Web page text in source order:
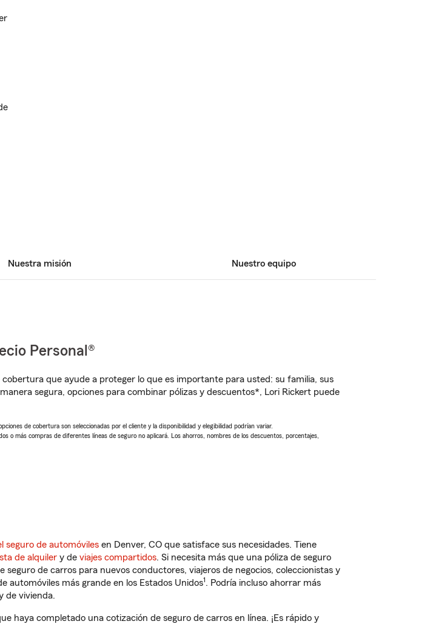
Nuestra misión Nuestro equipo
Personal®
que ayude a proteger lo que es importante para usted: su familia, sus
segura, opciones para combinar pólizas y descuentos*, Lori Rickert puede
de cobertura son seleccionadas por el cliente y la disponibilidad y elegibilidad podrían variar.
o más compras de diferentes líneas de seguro no aplicará. Los ahorros, nombres de los descuentos, porcentajes,
seguro de automóviles en Denver, CO que satisface sus necesidades. Tiene
de alquiler y de viajes compartidos. Si necesita más que una póliza de seguro
de carros para nuevos conductores, viajeros de negocios, coleccionistas y
automóviles más grande en los Estados Unidos1. Podría incluso ahorrar más
de vivienda.
haya completado una cotización de seguro de carros en línea. ¡Es rápido y